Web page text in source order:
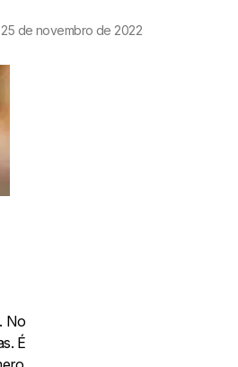
de novembro de 2022
No
É